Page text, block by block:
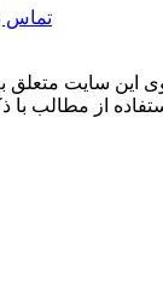
تماس
این سایت متعلق